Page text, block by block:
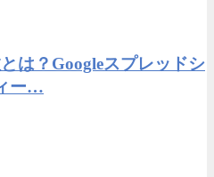
は？Googleスプレッドシ
ー…